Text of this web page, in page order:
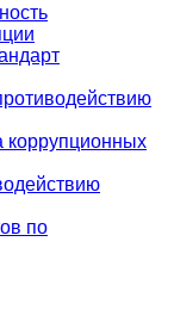
коррупционных
по